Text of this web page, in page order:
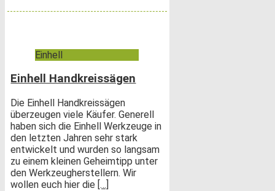
Einhell
Einhell Handkreissägen
Die Einhell Handkreissägen
überzeugen viele Käufer. Generell
haben sich die Einhell Werkzeuge in
den letzten Jahren sehr stark
entwickelt und wurden so langsam
zu einem kleinen Geheimtipp unter
den Werkzeugherstellern. Wir
wollen euch hier die […]